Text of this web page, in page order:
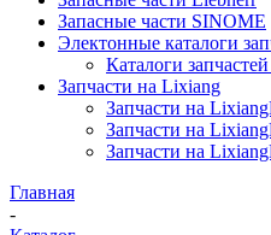
Запасные части SINOME
Электонные каталоги
Каталоги
Запчасти на Lixiang
Запчасти на
Запчасти на
Запчасти на
Главная
-